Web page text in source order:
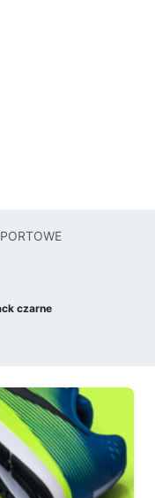
czarne